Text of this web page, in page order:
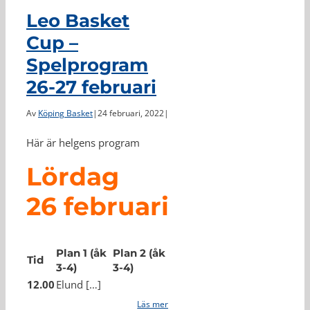
Leo Basket
Cup –
Spelprogram
26-27 februari
Av Köping Basket|24 februari, 2022|
Här är helgens program
Lördag
26 februari
Tid
Plan 1 (åk
3-4)
Plan 2 (åk
3-4)
12.00 Elund […]
Läs mer